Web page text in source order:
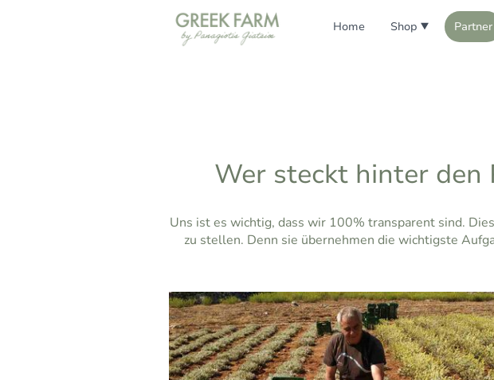
Home Shop Partner
Wer steckt hinter den
Uns ist es wichtig, dass wir 100% transparent sind.
zu stellen. Denn sie übernehmen die wichtigste